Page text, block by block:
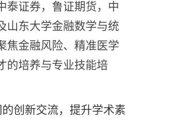
泰证券，鲁证期货，中
山东大学金融数学与统
焦金融风险、精准医学
的培养与专业技能培
创新交流，提升学术素